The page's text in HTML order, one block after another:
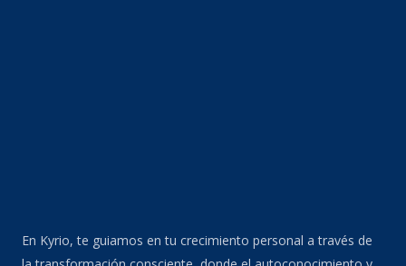
En Kyrio, te guiamos en tu crecimiento personal a través de